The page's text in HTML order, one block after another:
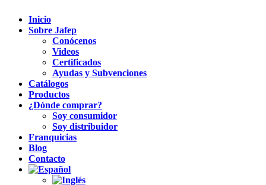
Inicio
Sobre Jafep
Conócenos
Videos
Certificados
Ayudas y Subvenciones
Catálogos
Productos
¿Dónde comprar?
Soy consumidor
Soy distribuidor
Franquicias
Blog
Contacto